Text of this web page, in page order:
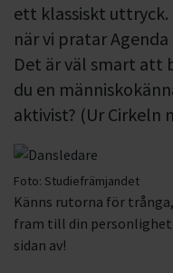
ett klassiskt
när vi pratar Agenda
Det är väl smart att
du en
aktivist? (Ur Cirkeln
Foto: Studiefrämjandet
Känns rutorna för
fram till din
sidan av!